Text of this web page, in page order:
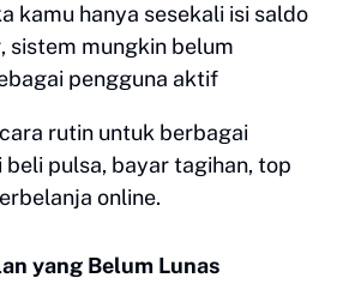
kamu hanya sesekali isi saldo
sistem mungkin belum
pengguna aktif
rutin untuk berbagai
pulsa, bayar tagihan, top
online.
yang Belum Lunas